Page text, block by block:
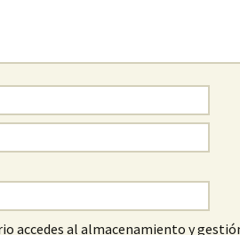
accedes al almacenamiento y